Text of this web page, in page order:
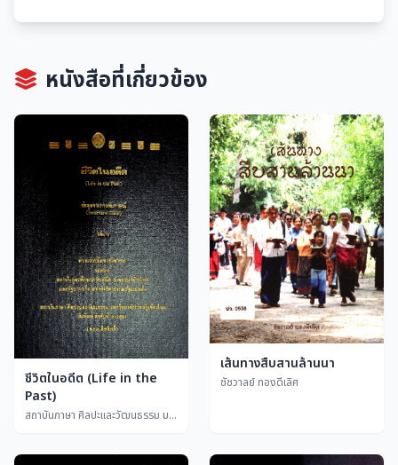
หนังสือที่เกี่ยวข้อง
ชีวิตในอดีต (Life in the
Past)
สถาบันภาษา ศิลปะและวัฒนธรรม มหาวิทยาลัยราชภัฏเชียงใหม่
เส้นทางสืบสานล้านนา
ชัชวาลย์ ทองดีเลิศ